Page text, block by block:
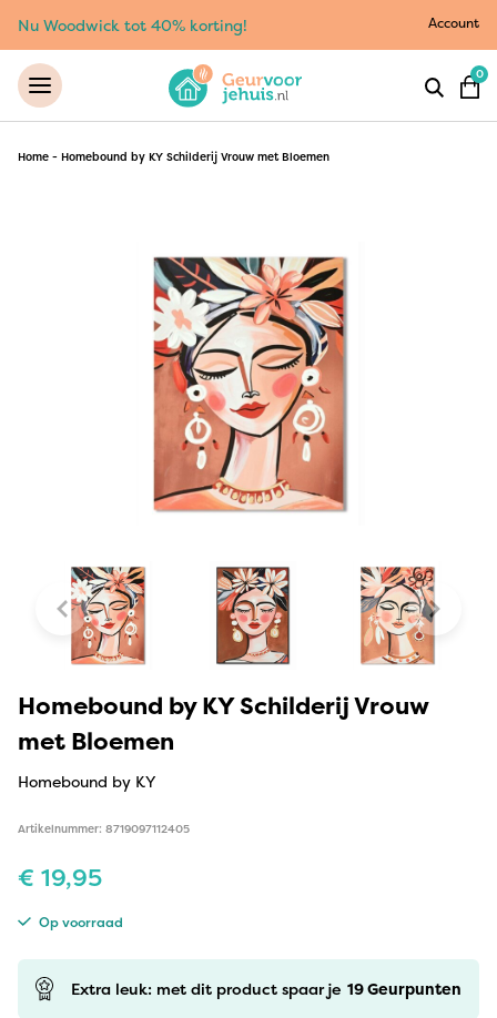
Nu Woodwick tot 40% korting! Account
0
Home - Homebound by KY Schilderij Vrouw met Bloemen
Homebound by KY Schilderij Vrouw
met Bloemen
Homebound by KY
Artikelnummer: 8719097112405
€ 19,95
Op voorraad
Extra leuk: met dit product spaar je 19Geurpunten